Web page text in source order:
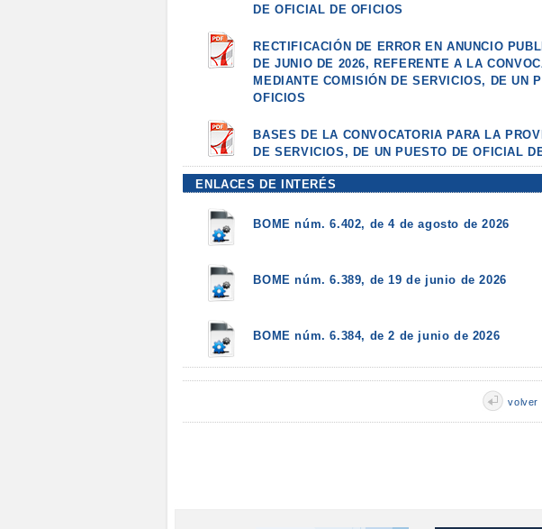
DE OFICIAL DE OFICIOS
RECTIFICACIÓN DE ERROR EN ANUNCIO
DE JUNIO DE 2026, REFERENTE A LA
MEDIANTE COMISIÓN DE SERVICIOS, DE UN
OFICIOS
BASES DE LA CONVOCATORIA PARA LA
DE SERVICIOS, DE UN PUESTO DE OFICIAL
ENLACES DE INTERÉS
BOME núm. 6.402, de 4 de agosto de 2026
BOME núm. 6.389, de 19 de junio de 2026
BOME núm. 6.384, de 2 de junio de 2026
volver